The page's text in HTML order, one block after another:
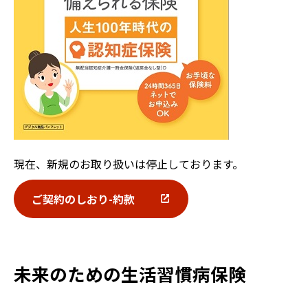
現在、新規のお取り扱いは停止しております。
ご契約のしおり-約款
未来のための生活習慣病保険